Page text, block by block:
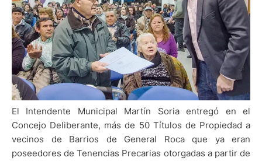
El Intendente Municipal Martín Soria entregó en el
Concejo Deliberante, más de 50 Títulos de Propiedad a
vecinos de Barrios de General Roca que ya eran
poseedores de Tenencias Precarias otorgadas a partir de